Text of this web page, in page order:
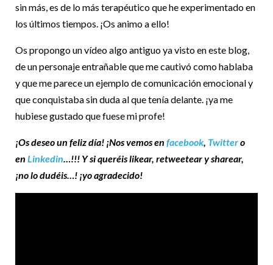
sin más, es de lo más terapéutico que he experimentado en
los últimos tiempos. ¡Os animo a ello!
Os propongo un vídeo algo antiguo ya visto en este blog,
de un personaje entrañable que me cautivó como hablaba
y que me parece un ejemplo de comunicación emocional y
que conquistaba sin duda al que tenía delante. ¡ya me
hubiese gustado que fuese mi profe!
¡Os deseo un feliz día! ¡Nos vemos en facebook, Twittero
en Linkedin…!!! Y si queréis likear, retweetear y sharear,
¡no lo dudéis…! ¡yo agradecido!